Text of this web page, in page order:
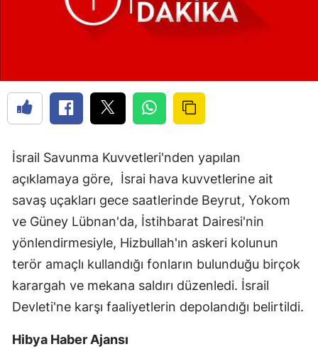
İsrail Savunma Kuvvetleri'nden yapılan
açıklamaya göre, İsrai hava kuvvetlerine ait
savaş uçakları gece saatlerinde Beyrut, Yokom
ve Güney Lübnan'da, İstihbarat Dairesi'nin
yönlendirmesiyle, Hizbullah'ın askeri kolunun
terör amaçlı kullandığı fonların bulunduğu birçok
karargah ve mekana saldırı düzenledi. İsrail
Devleti'ne karşı faaliyetlerin depolandığı belirtildi.
Hibya Haber Ajansı